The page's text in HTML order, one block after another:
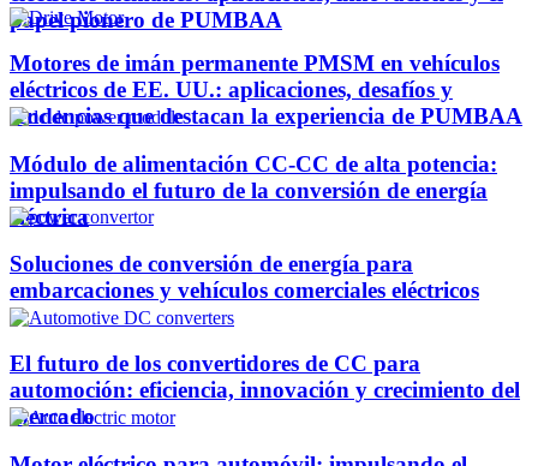
papel pionero de PUMBAA
Motores de imán permanente PMSM en vehículos
eléctricos de EE. UU.: aplicaciones, desafíos y
tendencias que destacan la experiencia de PUMBAA
Módulo de alimentación CC-CC de alta potencia:
impulsando el futuro de la conversión de energía
eléctrica
Soluciones de conversión de energía para
embarcaciones y vehículos comerciales eléctricos
El futuro de los convertidores de CC para
automoción: eficiencia, innovación y crecimiento del
mercado